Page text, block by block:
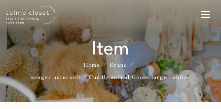
Item
Home / Brand /
senger naturwelt / Cuddly animal Goose large -white-